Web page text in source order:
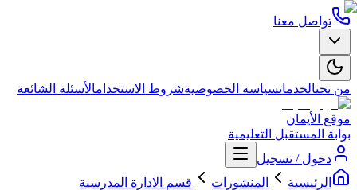
تواصل معنا
من نحنالخدماتسياسة الخصوصيةشروط الاستخدامالأسئلة الشائعة
موقع الأيمان
بوابة المستقبل التعليمية
دخول / تسجيل
الرئيسية
المنشورات
قسم الادارة المدرسية